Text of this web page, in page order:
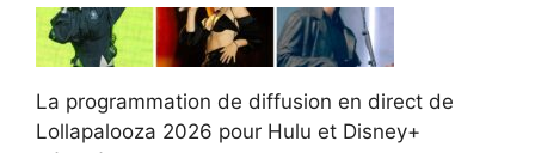
La programmation de diffusion en direct de
Lollapalooza 2026 pour Hulu et Disney+